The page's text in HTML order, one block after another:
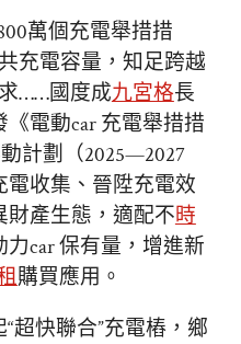
萬個充電舉措措
充電容量，知足跨越
……國度成九宮格長
電動car 充電舉措措
計劃（2025—2027
收集、晉陞充電效
財產生態，適配不時
car 保有量，增進新
購買應用。
超快聯合”充電樁，鄉